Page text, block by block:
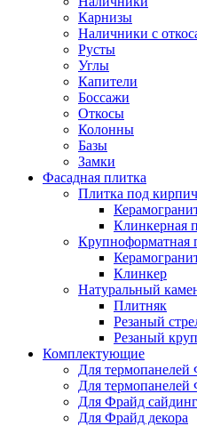
Карнизы
Наличники с
Русты
Углы
Капители
Боссажи
Откосы
Колонны
Базы
Замки
Фасадная плитка
Плитка под кирпич
Клинкерная
Крупноформатная
Клинкер
Натуральный
Плитняк
Резаный
Резаный
Комплектующие
Для
Для
Для Фрайд
Для Фрайд декора